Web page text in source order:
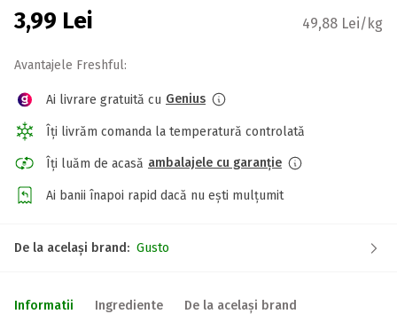
3,99 Lei 49,88 Lei/kg
Avantajele Freshful:
Ai livrare gratuită cu Genius
Îți livrăm comanda la temperatură controlată
Îți luăm de acasă ambalajele cu garanție
Ai banii înapoi rapid dacă nu ești mulțumit
De la același brand: Gusto
Informatii Ingrediente De la același brand